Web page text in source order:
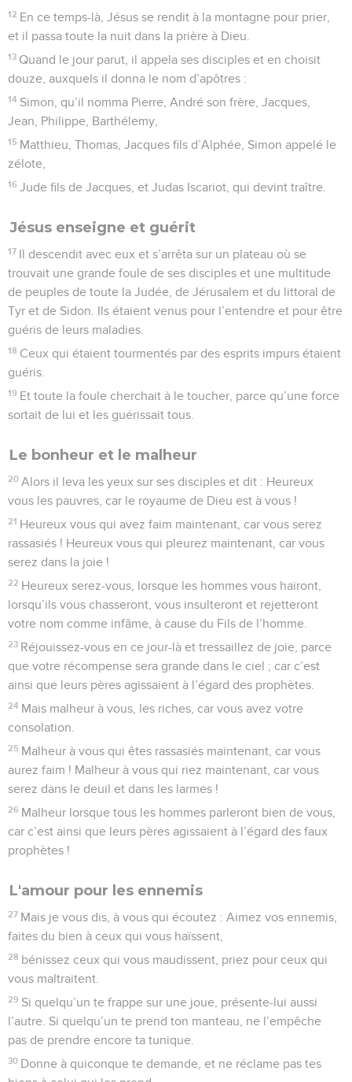
12 En ce temps-là, Jésus se rendit à la montagne pour prier,
et il passa toute la nuit dans la prière à Dieu.
13 Quand le jour parut, il appela ses disciples et en choisit
douze, auxquels il donna le nom d’apôtres :
14 Simon, qu’il nomma Pierre, André son frère, Jacques,
Jean, Philippe, Barthélemy,
15 Matthieu, Thomas, Jacques fils d’Alphée, Simon appelé le
zélote,
16 Jude fils de Jacques, et Judas Iscariot, qui devint traître.
Jésus enseigne et guérit
17 Il descendit avec eux et s’arrêta sur un plateau où se
trouvait une grande foule de ses disciples et une multitude
de peuples de toute la Judée, de Jérusalem et du littoral de
Tyr et de Sidon. Ils étaient venus pour l’entendre et pour être
guéris de leurs maladies.
18 Ceux qui étaient tourmentés par des esprits impurs étaient
guéris.
19 Et toute la foule cherchait à le toucher, parce qu’une force
sortait de lui et les guérissait tous.
Le bonheur et le malheur
20 Alors il leva les yeux sur ses disciples et dit : Heureux
vous les pauvres, car le royaume de Dieu est à vous !
21 Heureux vous qui avez faim maintenant, car vous serez
rassasiés ! Heureux vous qui pleurez maintenant, car vous
serez dans la joie !
22 Heureux serez-vous, lorsque les hommes vous haïront,
lorsqu’ils vous chasseront, vous insulteront et rejetteront
votre nom comme infâme, à cause du Fils de l’homme.
23 Réjouissez-vous en ce jour-là et tressaillez de joie, parce
que votre récompense sera grande dans le ciel ; car c’est
ainsi que leurs pères agissaient à l’égard des prophètes.
24 Mais malheur à vous, les riches, car vous avez votre
consolation.
25 Malheur à vous qui êtes rassasiés maintenant, car vous
aurez faim ! Malheur à vous qui riez maintenant, car vous
serez dans le deuil et dans les larmes !
26 Malheur lorsque tous les hommes parleront bien de vous,
car c’est ainsi que leurs pères agissaient à l’égard des faux
prophètes !
L'amour pour les ennemis
27 Mais je vous dis, à vous qui écoutez : Aimez vos ennemis,
faites du bien à ceux qui vous haïssent,
28 bénissez ceux qui vous maudissent, priez pour ceux qui
vous maltraitent.
29 Si quelqu’un te frappe sur une joue, présente-lui aussi
l’autre. Si quelqu’un te prend ton manteau, ne l’empêche
pas de prendre encore ta tunique.
30 Donne à quiconque te demande, et ne réclame pas tes